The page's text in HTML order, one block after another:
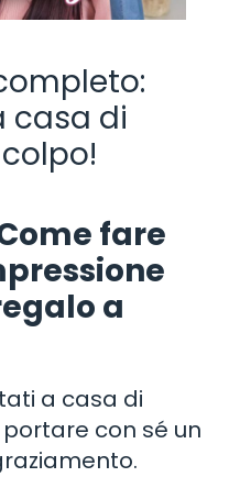
casa di
fare
a
a casa di
con sé un